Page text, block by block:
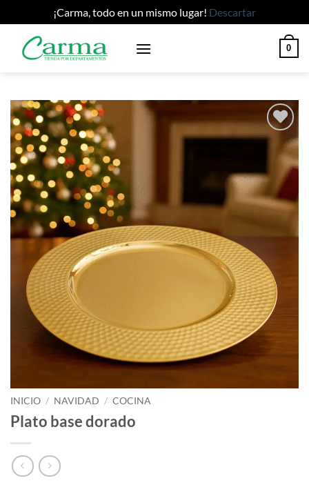
¡Carma, todo en un mismo lugar! Descartar
0
Añadir
a la
lista
de
deseos
INICIO / NAVIDAD / COCINA
Plato base dorado